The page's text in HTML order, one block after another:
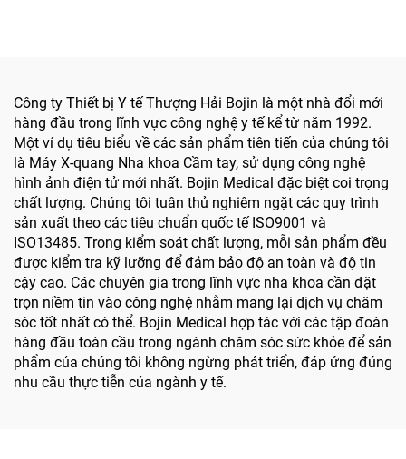
Công ty Thiết bị Y tế Thượng Hải Bojin là một nhà đổi mới
hàng đầu trong lĩnh vực công nghệ y tế kể từ năm 1992.
Một ví dụ tiêu biểu về các sản phẩm tiên tiến của chúng tôi
là Máy X-quang Nha khoa Cầm tay, sử dụng công nghệ
hình ảnh điện tử mới nhất. Bojin Medical đặc biệt coi trọng
chất lượng. Chúng tôi tuân thủ nghiêm ngặt các quy trình
sản xuất theo các tiêu chuẩn quốc tế ISO9001 và
ISO13485. Trong kiểm soát chất lượng, mỗi sản phẩm đều
được kiểm tra kỹ lưỡng để đảm bảo độ an toàn và độ tin
cậy cao. Các chuyên gia trong lĩnh vực nha khoa cần đặt
trọn niềm tin vào công nghệ nhằm mang lại dịch vụ chăm
sóc tốt nhất có thể. Bojin Medical hợp tác với các tập đoàn
hàng đầu toàn cầu trong ngành chăm sóc sức khỏe để sản
phẩm của chúng tôi không ngừng phát triển, đáp ứng đúng
nhu cầu thực tiễn của ngành y tế.